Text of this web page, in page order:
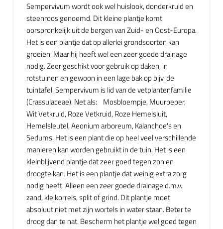
Sempervivum wordt ook wel huislook, donderkruid en
steenroos genoemd. Dit kleine plantje komt
oorspronkelijk uit de bergen van Zuid- en Oost-Europa.
Het is een plantje dat op allerlei grondsoorten kan
groeien. Maar hij heeft wel een zeer goede drainage
nodig. Zeer geschikt voor gebruik op daken, in
rotstuinen en gewoon in een lage bak op bijv. de
tuintafel. Sempervivum is lid van de vetplantenfamilie
(Crassulaceae). Net als: Mosbloempje, Muurpeper,
Wit Vetkruid, Roze Vetkruid, Roze Hemelsluit,
Hemelsleutel, Aeonium arboreum, Kalanchoe's en
Sedums. Het is een plant die op heel veel verschillende
manieren kan worden gebruikt in de tuin. Het is een
kleinblijvend plantje dat zeer goed tegen zon en
droogte kan. Het is een plantje dat weinig extra zorg
nodig heeft. Alleen een zeer goede drainage d.m.v.
zand, kleikorrels, split of grind. Dit plantje moet
absoluut niet met zijn wortels in water staan. Beter te
droog dan te nat. Bescherm het plantje wel goed tegen